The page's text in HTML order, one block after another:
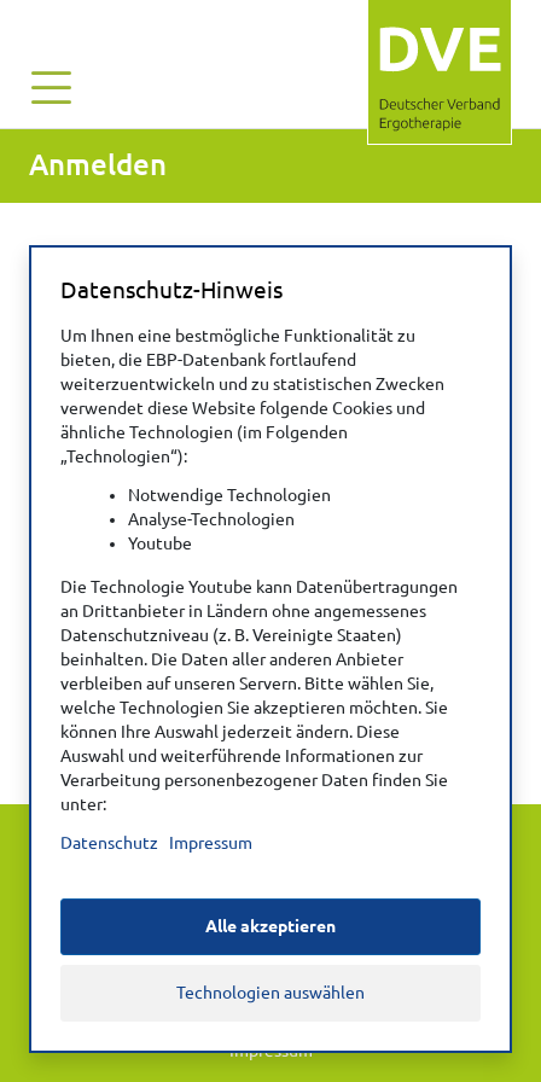
Anmelden
Benutzername*:
Captcha*:
Verwenden Sie Ihre Zugangsdaten für die
DVE-Website (https://dve.info/).
© Deutscher Verband Ergotherapie e.V.
Datenschutz
Nutzungsbedingungen Zitatvorgaben
Impressum
Datenschutz-Hinweis
Um Ihnen eine bestmögliche Funktionalität zu
bieten, die EBP-Datenbank fortlaufend
weiterzuentwickeln und zu statistischen Zwecken
verwendet diese Website folgende Cookies und
ähnliche Technologien (im Folgenden
„Technologien“):
Notwendige Technologien
Analyse-Technologien
Youtube
Die Technologie Youtube kann Datenübertragungen
an Drittanbieter in Ländern ohne angemessenes
Datenschutzniveau (z. B. Vereinigte Staaten)
beinhalten. Die Daten aller anderen Anbieter
verbleiben auf unseren Servern. Bitte wählen Sie,
welche Technologien Sie akzeptieren möchten. Sie
können Ihre Auswahl jederzeit ändern. Diese
Auswahl und weiterführende Informationen zur
Verarbeitung personenbezogener Daten finden Sie
unter:
Datenschutz
Impressum
Alle akzeptieren
Technologien auswählen